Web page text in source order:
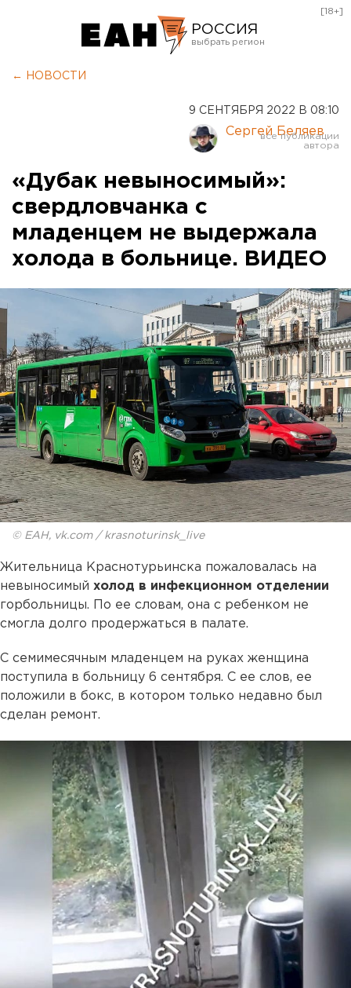
РОССИЯ
Курган
Оренбург
[18+]
← НОВОСТИ
9 СЕНТЯБРЯ 2022 В 08:10
Сергей Беляев
«Дубак невыносимый»:
свердловчанка с
младенцем не выдержала
холода в больнице. ВИДЕО
© ЕАН, vk.com / krasnoturinsk_live
Жительница Краснотурьинска пожаловалась на
невыносимый холод в инфекционном отделении
горбольницы. По ее словам, она с ребенком не
смогла долго продержаться в палате.
С семимесячным младенцем на руках женщина
поступила в больницу 6 сентября. С ее слов, ее
положили в бокс, в котором только недавно был
сделан ремонт.